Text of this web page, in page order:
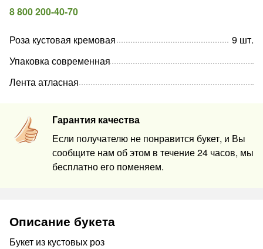
8 800 200-40-70
Гарантия качества
Если получателю не понравится букет, и Вы
сообщите нам об этом в течение 24 часов, мы
бесплатно его поменяем.
Роза кустовая кремовая 9 шт.
Упаковка современная
Лента атласная
Описание букета
Букет из кустовых роз